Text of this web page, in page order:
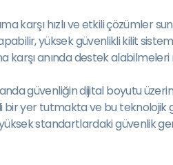
karşı hızlı ve etkili çözümler
yüksek güvenlikli kilit
karşı anında destek
güvenliğin dijital boyutu
yer tutmakta ve bu teknolojik
standartlardaki güvenlik